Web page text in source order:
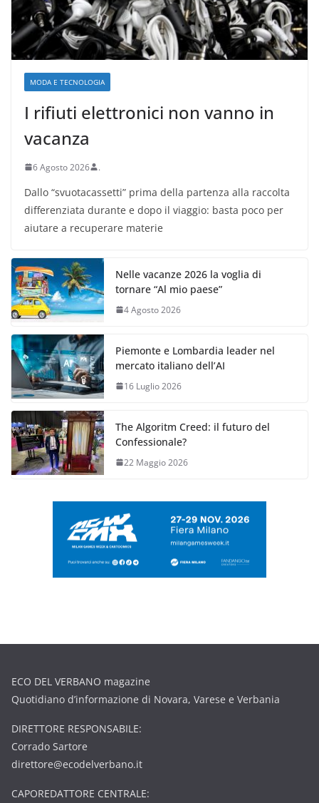
MODA E TECNOLOGIA
I rifiuti elettronici non vanno in
vacanza
6 Agosto 2026 .
Dallo “svuotacassetti” prima della partenza alla raccolta
differenziata durante e dopo il viaggio: basta poco per
aiutare a recuperare materie
Nelle vacanze 2026 la voglia di
tornare “Al mio paese”
4 Agosto 2026
Piemonte e Lombardia leader nel
mercato italiano dell’AI
16 Luglio 2026
The Algoritm Creed: il futuro del
Confessionale?
22 Maggio 2026
ECO DEL VERBANO magazine
Quotidiano d’informazione di Novara, Varese e Verbania
DIRETTORE RESPONSABILE:
Corrado Sartore
direttore@ecodelverbano.it
CAPOREDATTORE CENTRALE: